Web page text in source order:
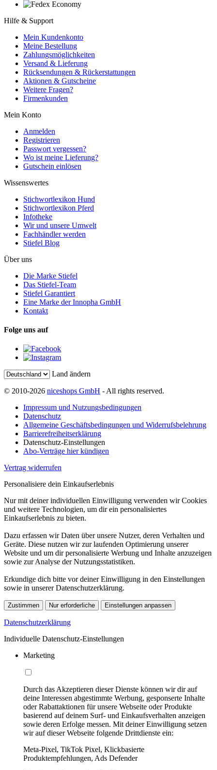
Hilfe & Support
Mein Kundenkonto
Meine Bestellung
Zahlungsmöglichkeiten
Versand & Lieferung
Rücksendungen & Rückerstattungen
Aktionen & Gutscheine
Weitere Fragen?
Firmenkunden
Mein Konto
Anmelden
Registrieren
Passwort vergessen?
Wo ist meine Lieferung?
Gutschein einlösen
Wissenswertes
Stichwortlexikon Hund
Stichwortlexikon Pferd
Infotheke
Wir und unsere Umwelt
Fachhändler werden
Stiefel Blog
Über uns
Die Marke Stiefel
Das Stiefel-Team
Stiefel Garantiert
Eine Marke der Innopha GmbH
Kontakt
Folge uns auf
Land ändern
© 2010-2026 niceshops GmbH - All rights reserved.
Impressum und Nutzungsbedingungen
Datenschutz
Allgemeine Geschäftsbedingungen und Widerrufsbelehrung
Barrierefreiheitserklärung
Datenschutz-Einstellungen
Abo-Verträge hier kündigen
Vertrag widerrufen
Personalisiere dein Einkaufserlebnis
Nur mit deiner individuellen Einwilligung verwenden wir Cookies
und weitere Technologien, um dir ein personalisiertes
Einkaufserlebnis zu bieten.
Dazu erfassen wir Daten über unsere Nutzer, deren Verhalten und
Geräte. Diese nutzen wir zur laufenden Optimierung unserer
Website und um dir personalisierte Werbung und Inhalte anzuzeigen
sowie zur Analyse der Nutzungsstatistiken.
Erkundige dich bitte vor deiner Einwilligung in den Einstellungen
sowie in unserer Datenschutzerklärung.
Zustimmen Nur erforderliche Einstellungen anpassen
Datenschutzerklärung
Individuelle Datenschutz-Einstellungen
Marketing
Durch das Akzeptieren dieser Dienste können wir dir auf
deine Interessen abgestimmte Werbung, gesponserte Inhalte
oder Rabattaktionen für unsere Webseite oder Produkte
basierend auf deinem Surf- und Einkaufsverhalten anzeigen
sowie deren Erfolge messen. Mit deiner Einwilligung setzen
wir auf dieser Webseite folgende Drittdienste ein:
Meta-Pixel, TikTok Pixel, Klickbasierte
Produktempfehlungen, Ads Defender